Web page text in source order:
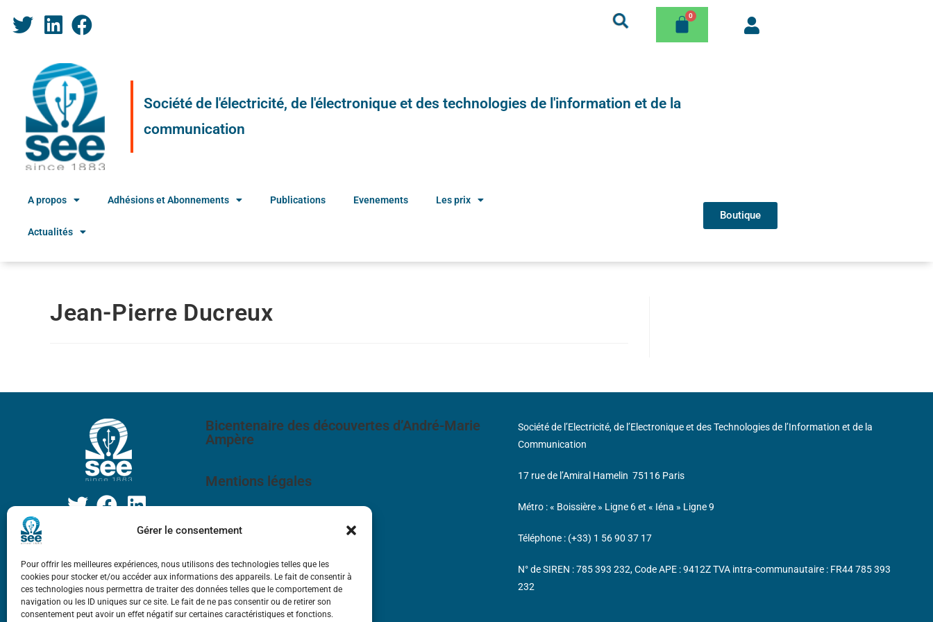
Gérer le consentement
Pour offrir les meilleures expériences, nous utilisons des technologies telles que les
cookies pour stocker et/ou accéder aux informations des appareils. Le fait de consentir à
ces technologies nous permettra de traiter des données telles que le comportement de
navigation ou les ID uniques sur ce site. Le fait de ne pas consentir ou de retirer son
consentement peut avoir un effet négatif sur certaines caractéristiques et fonctions.
Société de l'électricité, de l'électronique et des technologies de l'information et de la
communication
A propos Adhésions et Abonnements Publications Evenements Les prix
Actualités
Boutique
Jean-Pierre Ducreux
Bicentenaire des découvertes d’André-Marie
Ampère
Mentions légales
Société de l’Electricité, de l’Electronique et des Technologies de l’Information et de la
Communication
17 rue de l’Amiral Hamelin 75116 Paris
Métro : « Boissière » Ligne 6 et « Iéna » Ligne 9
Téléphone : (+33) 1 56 90 37 17
N° de SIREN : 785 393 232, Code APE : 9412Z TVA intra-communautaire : FR44 785 393
232